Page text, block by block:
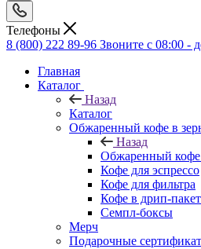
Телефоны
8 (800) 222 89-96 Звоните с 08:00 -
Главная
Каталог
Назад
Каталог
Обжаренный кофе в
Назад
Обжаренный кофе
Кофе для эспрессо
Кофе для фильтра
Кофе в дрип-
Семпл-боксы
Мерч
Подарочные